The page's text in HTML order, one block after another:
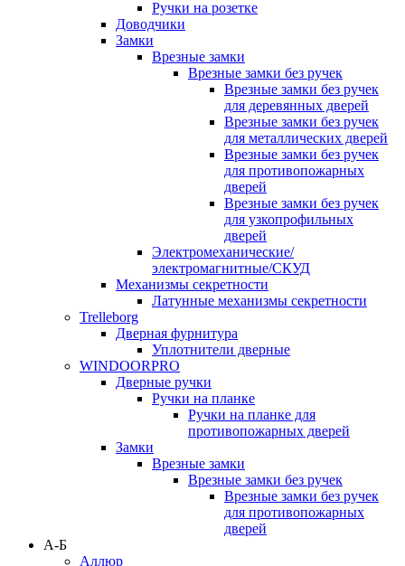
Ручки на розетке
Доводчики
Замки
Врезные замки
Врезные замки без ручек
Врезные замки без ручек
для деревянных дверей
Врезные замки без ручек
для металлических дверей
Врезные замки без ручек
для противопожарных
дверей
Врезные замки без ручек
для узкопрофильных
дверей
Электромеханические/
электромагнитные/СКУД
Механизмы секретности
Латунные механизмы секретности
Trelleborg
Дверная фурнитура
Уплотнители дверные
WINDOORPRO
Дверные ручки
Ручки на планке
Ручки на планке для
противопожарных дверей
Замки
Врезные замки
Врезные замки без ручек
Врезные замки без ручек
для противопожарных
дверей
А-Б
Аллюр